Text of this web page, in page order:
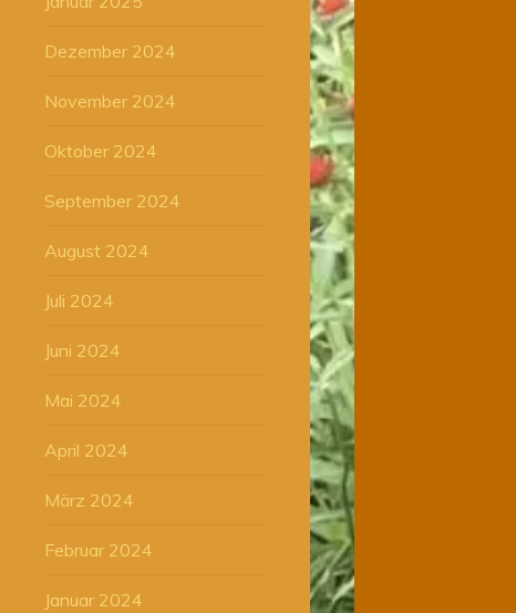
Dezember 2024
November 2024
Oktober 2024
September 2024
August 2024
Juli 2024
Juni 2024
Mai 2024
April 2024
März 2024
Februar 2024
Januar 2024